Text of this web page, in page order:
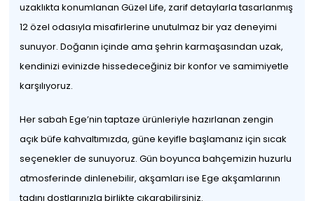
uzaklıkta konumlanan Güzel Life, zarif detaylarla tasarlanmış
12 özel odasıyla misafirlerine unutulmaz bir yaz deneyimi
sunuyor. Doğanın içinde ama şehrin karmaşasından uzak,
kendinizi evinizde hissedeceğiniz bir konfor ve samimiyetle
karşılıyoruz.
Her sabah Ege’nin taptaze ürünleriyle hazırlanan zengin
açık büfe kahvaltımızda, güne keyifle başlamanız için sıcak
seçenekler de sunuyoruz. Gün boyunca bahçemizin huzurlu
atmosferinde dinlenebilir, akşamları ise Ege akşamlarının
tadını dostlarınızla birlikte çıkarabilirsiniz.